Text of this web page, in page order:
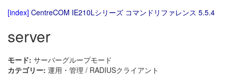
[index] CentreCOM IE210Lシリーズ コマンドリファレンス 5.5.4
server
モード: サーバーグループモード
カテゴリー: 運用・管理 / RADIUSクライアント